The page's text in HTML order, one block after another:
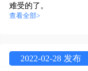
难受的了。
查看全部>
2022-02-28 发布